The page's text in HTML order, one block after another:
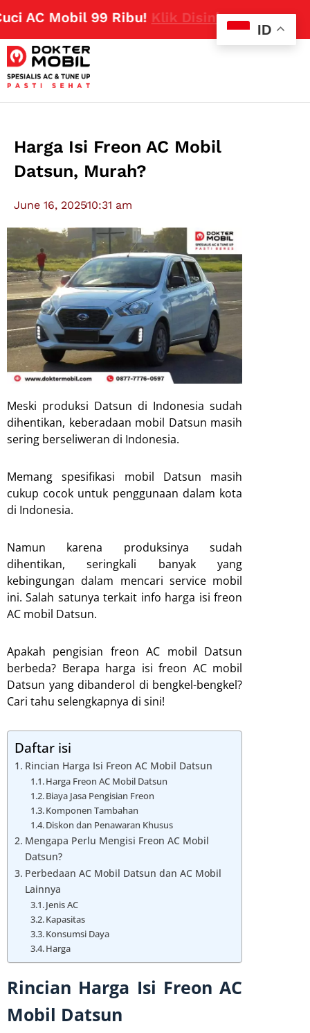
Mobil 99 Ribu!Klik Disini
Harga Isi Freon AC Mobil
Datsun, Murah?
June 16, 202510:31 am
Meski produksi Datsun di Indonesia sudah
dihentikan, keberadaan mobil Datsun masih
sering berseliweran di Indonesia.
Memang spesifikasi mobil Datsun masih
cukup cocok untuk penggunaan dalam kota
di Indonesia.
Namun karena produksinya sudah
dihentikan, seringkali banyak yang
kebingungan dalam mencari service mobil
ini. Salah satunya terkait info harga isi freon
AC mobil Datsun.
Apakah pengisian freon AC mobil Datsun
berbeda? Berapa harga isi freon AC mobil
Datsun yang dibanderol di bengkel-bengkel?
Cari tahu selengkapnya di sini!
Daftar isi
Rincian Harga Isi Freon AC Mobil Datsun
Harga Freon AC Mobil Datsun
Biaya Jasa Pengisian Freon
Komponen Tambahan
Diskon dan Penawaran Khusus
Mengapa Perlu Mengisi Freon AC Mobil
Datsun?
Perbedaan AC Mobil Datsun dan AC Mobil
Lainnya
Jenis AC
Kapasitas
Konsumsi Daya
Harga
Rincian Harga Isi Freon AC
Mobil Datsun
ID